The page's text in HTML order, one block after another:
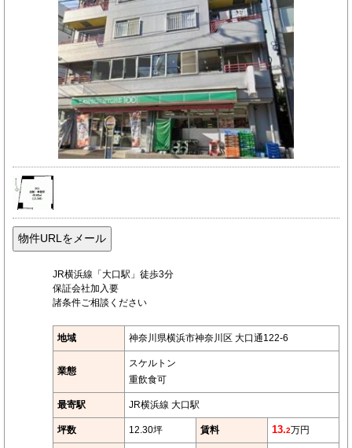
JR横浜線「大口駅」徒歩3分
保証会社加入要
諸条件ご相談ください
地域 神奈川県横浜市神奈川区 大口通122-6
業態
スケルトン
重飲食可
最寄駅 JR横浜線 大口駅
坪数 12.30坪 賃料 13.2万円